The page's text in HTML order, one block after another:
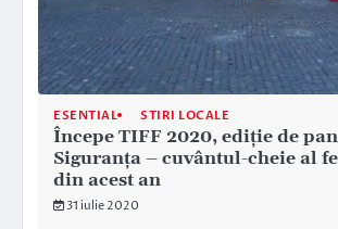
ESENTIAL STIRI LOCALE
Începe TIFF 2020, ediție de
Siguranța – cuvântul-cheie al
din acest an
31 iulie 2020